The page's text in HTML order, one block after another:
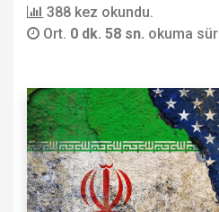
388 kez okundu.
Ort. 0 dk. 58 sn. okuma